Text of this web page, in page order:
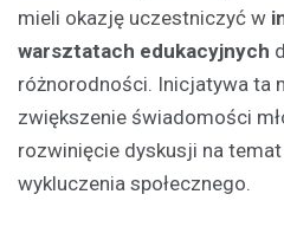
mieli okazję uczestniczyć w
warsztatach edukacyjnych
różnorodności. Inicjatywa ta
zwiększenie świadomości
rozwinięcie dyskusji na
wykluczenia społecznego.